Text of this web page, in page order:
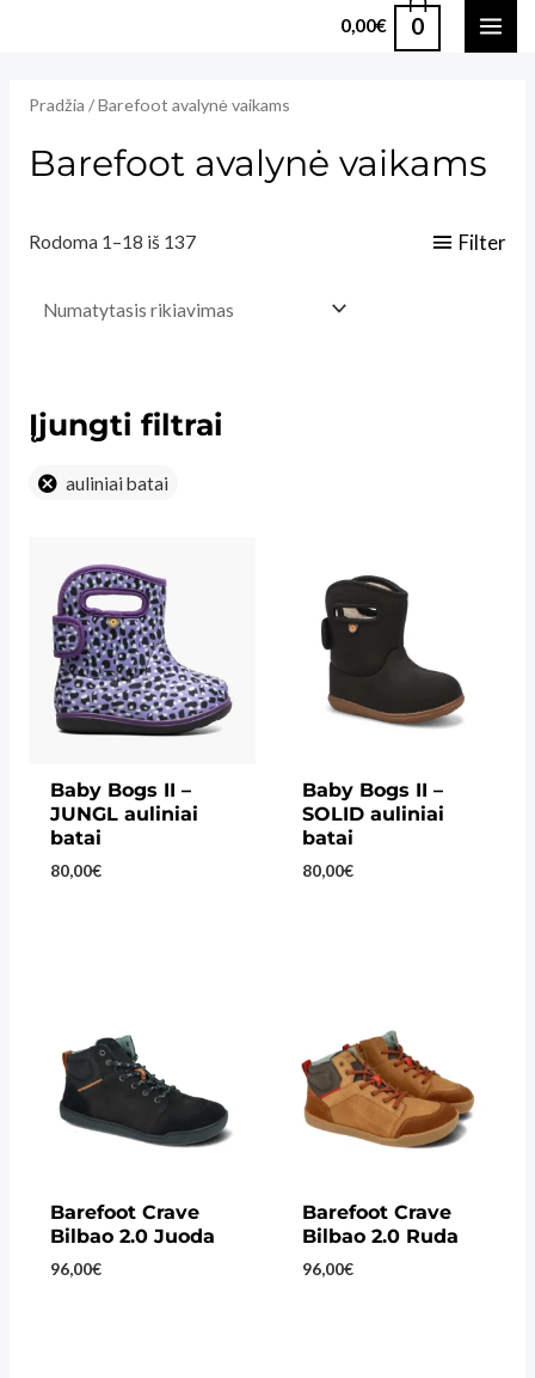
0,00€ 0
Pradžia / Barefoot avalynė vaikams
Barefoot avalynė vaikams
Rodoma 1–18 iš 137 Filter
Įjungti filtrai
auliniai batai
Baby Bogs II –
JUNGL auliniai
batai
80,00€
Baby Bogs II –
SOLID auliniai
batai
80,00€
Barefoot Crave
Bilbao 2.0 Juoda
96,00€
Barefoot Crave
Bilbao 2.0 Ruda
96,00€